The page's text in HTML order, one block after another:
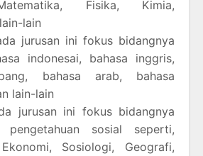
Fisika, Kimia,
lain
jurusan ini fokus bidangnya
indonesai, bahasa inggris,
bahasa arab, bahasa
lain-lain
jurusan ini fokus bidangnya
sosial seperti,
Sosiologi, Geografi,